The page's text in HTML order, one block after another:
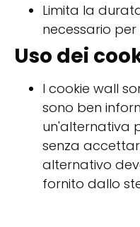
Limita la
necessario
Uso dei
I cookie wall
sono ben
un'alternativa
senza
alternativo
fornito dallo